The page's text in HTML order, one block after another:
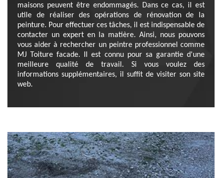
maisons peuvent être endommagés. Dans ce cas, il est
utile de réaliser des opérations de rénovation de la
peinture. Pour effectuer ces tâches, il est indispensable de
contacter un expert en la matière. Ainsi, nous pouvons
vous aider à rechercher un peintre professionnel comme
MJ Toiture facade. Il est connu pour sa garantie d'une
meilleure qualité de travail. Si vous voulez des
informations supplémentaires, il suffit de visiter son site
web.